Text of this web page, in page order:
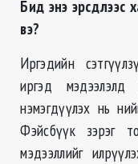
Бид энэ эрсдлээс
вэ?
Иргэдийн
иргэд мэдээлэлд
нэмэгдүүлэх нь
Фэйсбүүк зэрэг
мэдээллийг